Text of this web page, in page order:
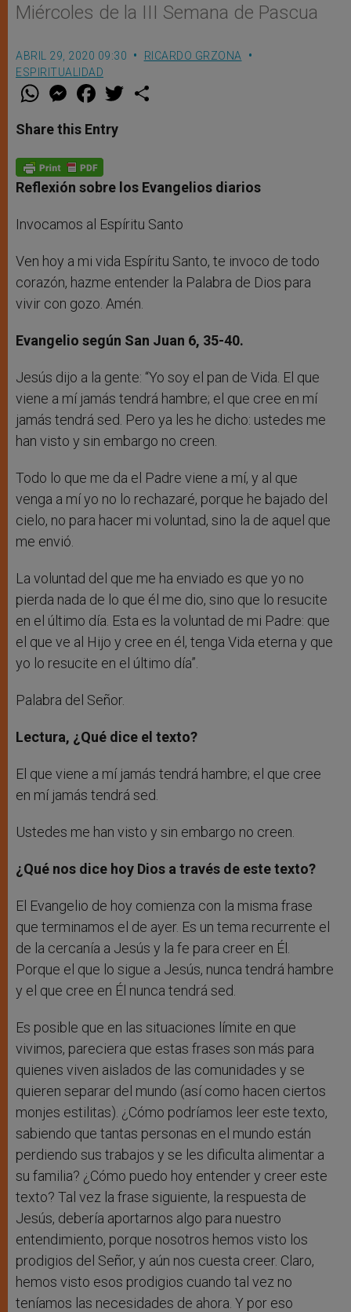
Miércoles de la III Semana de Pascua
ABRIL 29, 2020 09:30
RICARDO GRZONA
ESPIRITUALIDAD
W
t
s
p
p
M
e
s
e
g
e
r
F
a
e
b
o
k
w
Share this Entry
Reflexión sobre los Evangelios diarios
Invocamos al Espíritu Santo
Ven hoy a mi vida Espíritu Santo, te invoco de todo
corazón, hazme entender la Palabra de Dios para
vivir con gozo. Amén.
Evangelio según San Juan 6, 35-40.
Jesús dijo a la gente: “Yo soy el pan de Vida. El que
viene a mí jamás tendrá hambre; el que cree en mí
jamás tendrá sed. Pero ya les he dicho: ustedes me
han visto y sin embargo no creen.
Todo lo que me da el Padre viene a mí, y al que
venga a mí yo no lo rechazaré, porque he bajado del
cielo, no para hacer mi voluntad, sino la de aquel que
me envió.
La voluntad del que me ha enviado es que yo no
pierda nada de lo que él me dio, sino que lo resucite
en el último día. Esta es la voluntad de mi Padre: que
el que ve al Hijo y cree en él, tenga Vida eterna y que
yo lo resucite en el último día”.
Palabra del Señor.
Lectura, ¿Qué dice el texto?
El que viene a mí jamás tendrá hambre; el que cree
en mí jamás tendrá sed.
Ustedes me han visto y sin embargo no creen.
¿Qué nos dice hoy Dios a través de este texto?
El Evangelio de hoy comienza con la misma frase
que terminamos el de ayer. Es un tema recurrente el
de la cercanía a Jesús y la fe para creer en Él.
Porque el que lo sigue a Jesús, nunca tendrá hambre
y el que cree en Él nunca tendrá sed.
Es posible que en las situaciones límite en que
vivimos, pareciera que estas frases son más para
quienes viven aislados de las comunidades y se
quieren separar del mundo (así como hacen ciertos
monjes estilitas). ¿Cómo podríamos leer este texto,
sabiendo que tantas personas en el mundo están
perdiendo sus trabajos y se les dificulta alimentar a
su familia? ¿Cómo puedo hoy entender y creer este
texto? Tal vez la frase siguiente, la respuesta de
Jesús, debería aportarnos algo para nuestro
entendimiento, porque nosotros hemos visto los
prodigios del Señor, y aún nos cuesta creer. Claro,
hemos visto esos prodigios cuando tal vez no
teníamos las necesidades de ahora. Y por eso